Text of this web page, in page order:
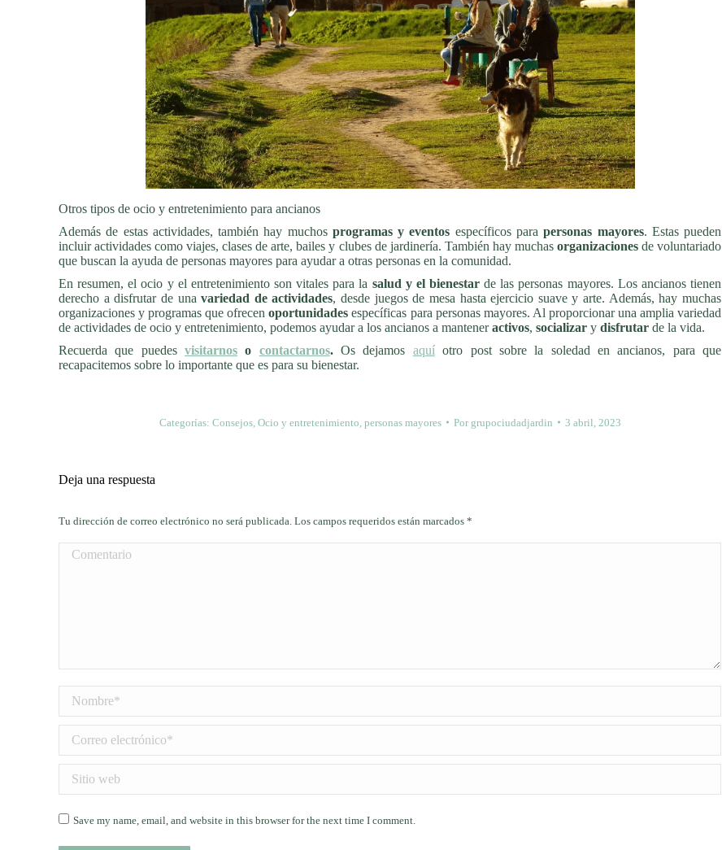
Otros tipos de ocio y entretenimiento para ancianos
Además de estas actividades, también hay muchos programas y eventos específicos parapersonas mayores. Estas pueden
incluir actividades como viajes, clases de arte, bailes y clubes de jardinería. También hay muchas organizacionesde voluntariado
que buscan la ayuda de personas mayores para ayudar a otras personas en la comunidad.
En resumen, el ocio y el entretenimiento son vitales para la salud y el bienestarde las personas mayores. Los ancianos tienen
derecho a disfrutar de unavariedad de actividades, desde juegos de mesa hasta ejercicio suave y arte. Además, hay muchas
organizaciones y programas que ofrecenoportunidades específicas para personas mayores. Al proporcionar una amplia variedad
de actividades de ocio y entretenimiento, podemos ayudar a los ancianos a manteneractivos, socializar y disfrutar de la vida.
Recuerda que puedesvisitarnos o contactarnos.Os dejamos aquíotro post sobre la soledad en ancianos, para que
recapacitemos sobre lo importante que es para su bienestar.
Categorías: Consejos, Ocio y entretenimiento personas mayores Por grupociudadjardin 3 abril, 2023
Deja una respuesta
Tu dirección de correo electrónico no será publicada. Los campos requeridos están marcados *
Comentario
Correo electrónico *
Save my name, email, and website in this browser for the next time I comment.